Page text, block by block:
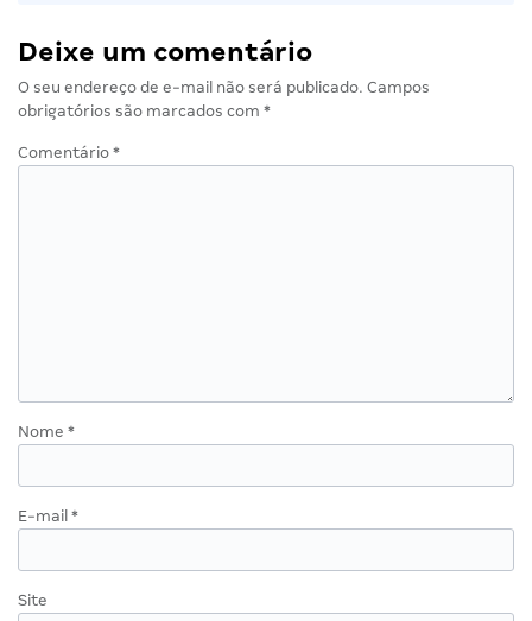
Deixe um comentário
O seu endereço de e-mail não será publicado. Campos
obrigatórios são marcados com *
Comentário *
Nome *
E-mail *
Site